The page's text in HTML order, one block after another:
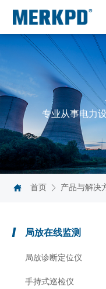
专业从事电力
首页 产品与解决
局放在线监测
局放诊断定位仪
手持式巡检仪